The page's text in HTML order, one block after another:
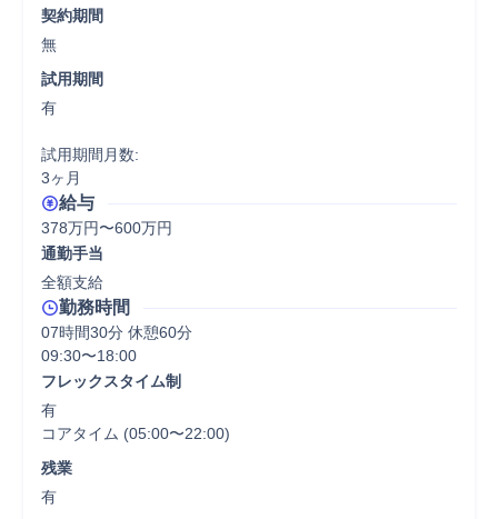
契約期間
無
試用期間
有
試用期間月数:
3ヶ月
給与
378万円〜600万円
通勤手当
全額支給
勤務時間
07時間30分 休憩60分
09:30〜18:00
フレックスタイム制
有
コアタイム (05:00〜22:00)
残業
有